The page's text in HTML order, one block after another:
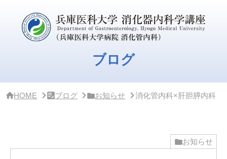
ブログ
HOME ブログ お知らせ 消化管内科×肝胆膵内科
お知らせ